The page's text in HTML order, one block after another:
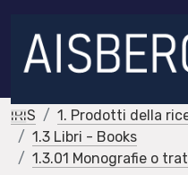
IRIS
1. Prodotti della
1.3 Libri - Books
1.3.01 Monografie o